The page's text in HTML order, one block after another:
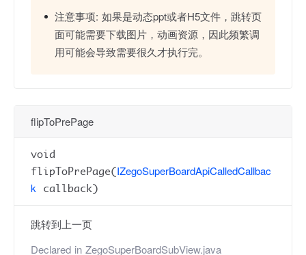
注意事项: 如果是动态ppt或者H5文件，跳转页
面可能需要下载图片，动画资源，因此频繁调
用可能会导致需要很久才执行完。
flipToPrePage
void
flipToPrePage(IZegoSuperBoardApiCalledCallbac
k callback)
跳转到上一页
Declared in ZegoSuperBoardSubView.java